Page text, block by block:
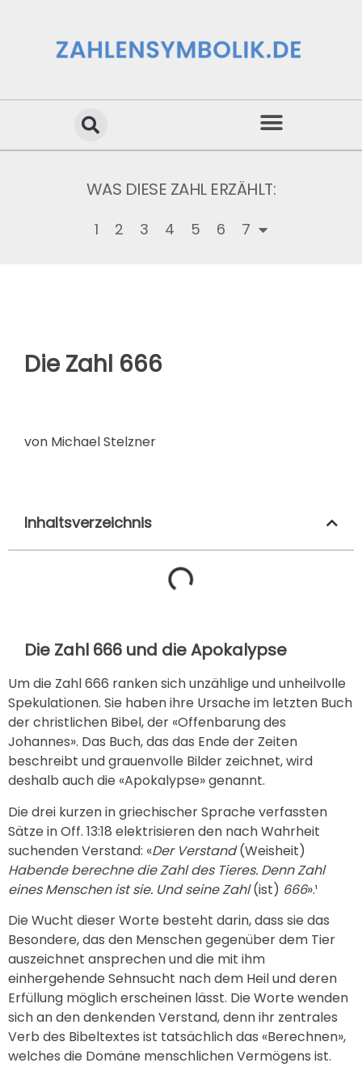
WAS DIESE ZAHL ERZÄHLT:
1 2 3 4 5 6 7
Die Zahl 666
von Michael Stelzner
Inhaltsverzeichnis
Die Zahl 666 und die Apokalypse
Um die Zahl 666 ranken sich unzählige und unheilvolle
Spekulationen. Sie haben ihre Ursache im letzten Buch
der christlichen Bibel, der «Offenbarung des
Johannes». Das Buch, das das Ende der Zeiten
beschreibt und grauenvolle Bilder zeichnet, wird
deshalb auch die «Apokalypse» genannt.
Die drei kurzen in griechischer Sprache verfassten
Sätze in Off. 13:18 elektrisieren den nach Wahrheit
suchenden Verstand: «Der Verstand(Weisheit)
Habende berechne die Zahl des Tieres. Denn Zahl
eines Menschen ist sie. Und seine Zahl(ist) 666».¹
Die Wucht dieser Worte besteht darin, dass sie das
Besondere, das den Menschen gegenüber dem Tier
auszeichnet ansprechen und die mit ihm
einhergehende Sehnsucht nach dem Heil und deren
Erfüllung möglich erscheinen lässt. Die Worte wenden
sich an den denkenden Verstand, denn ihr zentrales
Verb des Bibeltextes ist tatsächlich das «Berechnen»,
welches die Domäne menschlichen Vermögens ist.